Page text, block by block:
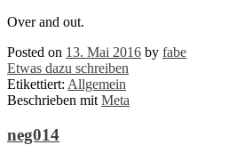
Over and out.
Posted on 13. Mai 2016 by fabe
Etwas dazu schreiben
Etikettiert: Allgemein
Beschrieben mit Meta
neg014